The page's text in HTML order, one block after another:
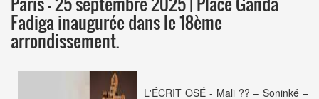
Fadiga inaugurée dans le 18ème
arrondissement.
L'ÉCRIT OSÉ - Mali ?? – Soninké –